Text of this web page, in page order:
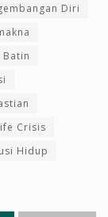
Diri
Batin
Crisis
Hidup